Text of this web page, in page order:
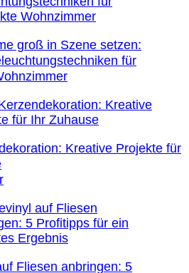
groß in Szene setzen:
für
Kreative Projekte für
Fliesen anbringen: 5